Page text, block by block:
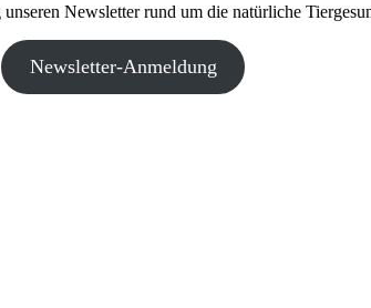
Newsletter rund um die natürliche
Newsletter-Anmeldung